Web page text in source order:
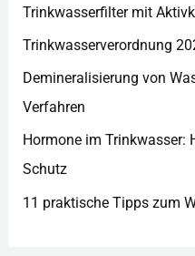
Trinkwasserfilter mit
Trinkwasserverordnung
Demineralisierung von
Verfahren
Hormone im Trinkwasser:
Schutz
11 praktische Tipps zum
e
n